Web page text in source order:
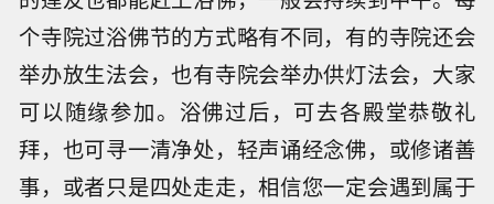
个寺院过浴佛节的方式略有不同，有的寺院还会
举办放生法会，也有寺院会举办供灯法会，大家
可以随缘参加。浴佛过后，可去各殿堂恭敬礼
拜，也可寻一清净处，轻声诵经念佛，或修诸善
事，或者只是四处走走，相信您一定会遇到属于